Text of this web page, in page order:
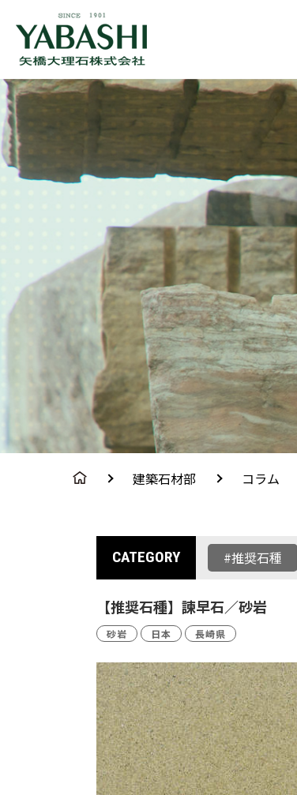
建築石材部 コラム
CATEGORY #推奨石種
【推奨石種】諫早石／砂岩
砂岩 日本 長崎県